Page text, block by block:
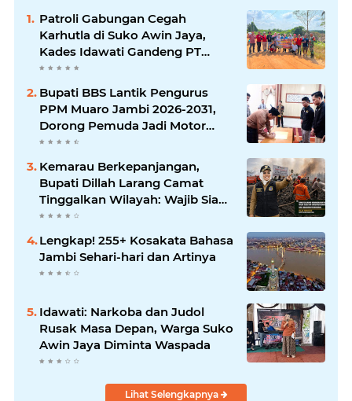
Patroli Gabungan Cegah
Karhutla di Suko Awin Jaya,
Kades Idawati Gandeng PT
BBB-S, TNI dan BPD
Bupati BBS Lantik Pengurus
PPM Muaro Jambi 2026-2031,
Dorong Pemuda Jadi Motor
Perubahan
Kemarau Berkepanjangan,
Bupati Dillah Larang Camat
Tinggalkan Wilayah: Wajib Siaga
Hadapi Karhutla dan Kebakaran
Lengkap! 255+ Kosakata Bahasa
Jambi Sehari-hari dan Artinya
Idawati: Narkoba dan Judol
Rusak Masa Depan, Warga Suko
Awin Jaya Diminta Waspada
Lihat Selengkapnya